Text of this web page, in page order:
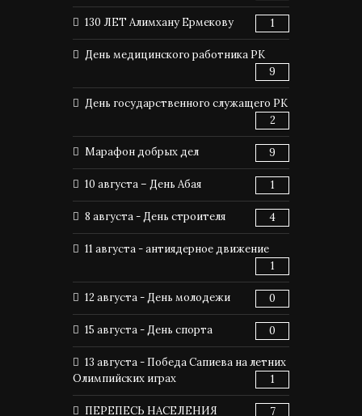
130 ЛЕТ Алимхану Ермекову 1
День медицинского работника РК
9
День государственного служащего РК
2
Марафон добрых дел 9
10 августа – День Абая 1
8 августа - День строителя 4
11 августа - антиядерное движение
1
12 августа - День молодежи 0
15 августа - День спорта 0
13 августа - Победа Сапиева на летних
Олимпийских играх
1
ПЕРЕПЕСЬ НАСЕЛЕНИЯ 7